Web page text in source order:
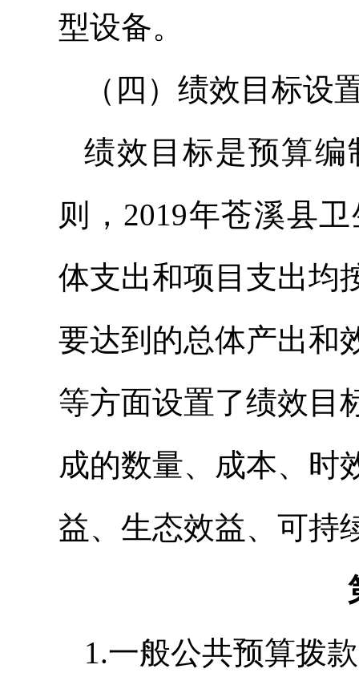
型设备。
（四）绩效目标设
绩效目标是预算编
则，2019年苍溪县
体支出和项目支出均
要达到的总体产出和
等方面设置了绩效目
成的数量、成本、时
益、生态效益、可持
1.一般公共预算拨